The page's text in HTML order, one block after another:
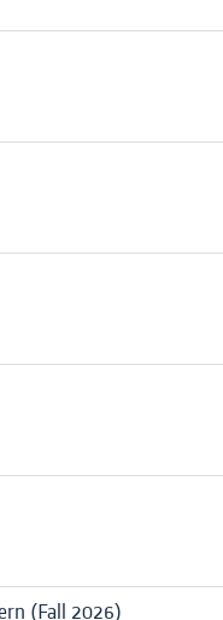
(Fall 2026)